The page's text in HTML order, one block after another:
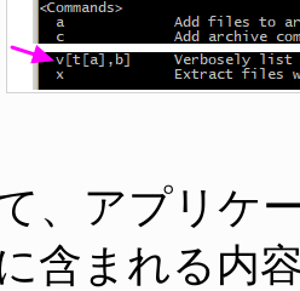
、アプリケ
含まれる内